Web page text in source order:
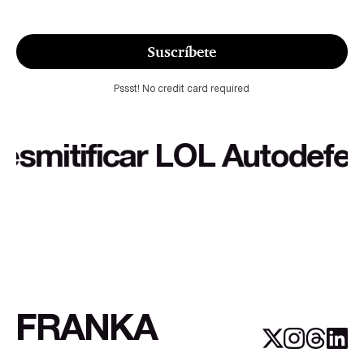
Suscríbete
Pssst! No credit card required
LOL
FRANKA